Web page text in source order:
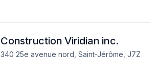
Construction Viridian inc.
340 25e avenue nord, Saint-Jérôme, J7Z